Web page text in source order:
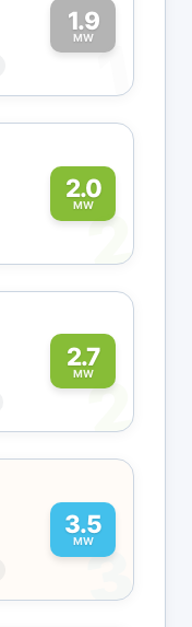
1.9
MW1
2.0
MW2
2.7
MW2
3.5
MW
3